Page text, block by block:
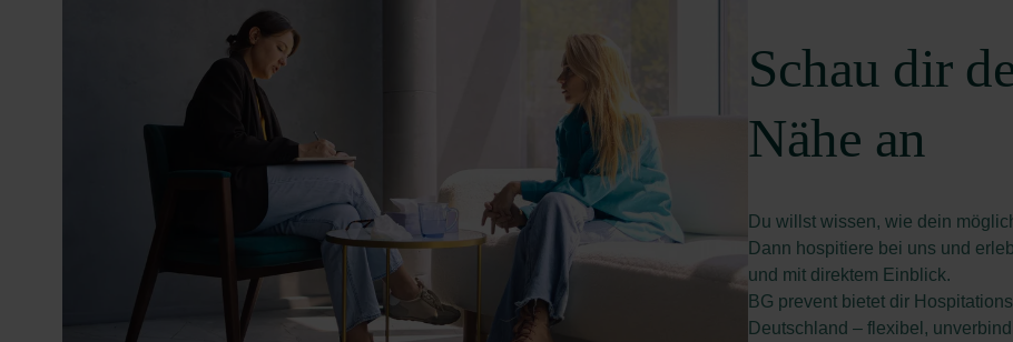
Schau dir
Nähe an
Du willst wissen, wie dein
Dann hospitiere bei uns und
und mit direktem Einblick.
BG prevent bietet dir
Deutschland – flexibel,